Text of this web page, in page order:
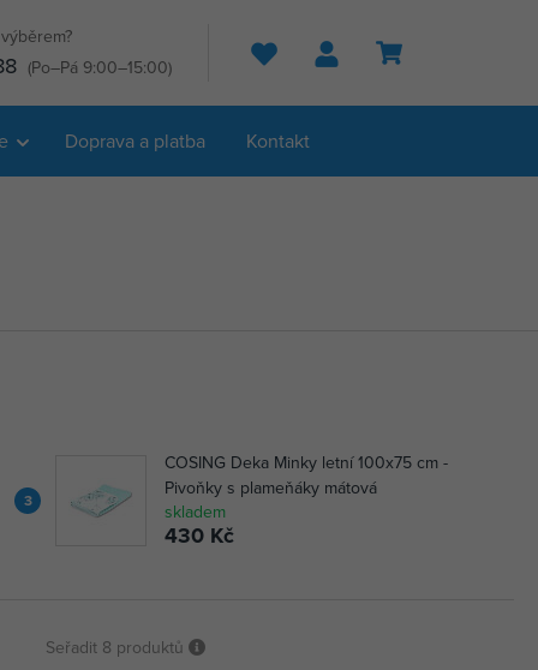
(Po–Pá 9:00–15:00) Hledat
Doprava a platba Kontakt
3
COSING Deka Minky letní 100x75 cm -
Pivoňky s plameňáky mátová
skladem
430 Kč
Seřadit 8 produktů